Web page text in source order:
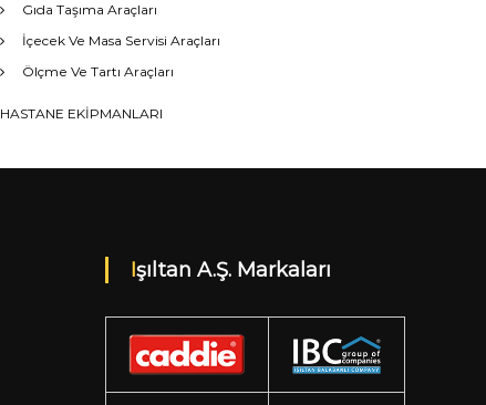
Gıda Taşıma Araçları
İçecek Ve Masa Servisi Araçları
Ölçme Ve Tartı Araçları
HASTANE EKİPMANLARI
Işıltan A.Ş. Markaları